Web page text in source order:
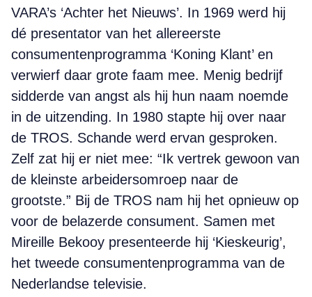
VARA’s ‘Achter het Nieuws’. In 1969 werd hij
dé presentator van het allereerste
consumentenprogramma ‘Koning Klant’ en
verwierf daar grote faam mee. Menig bedrijf
sidderde van angst als hij hun naam noemde
in de uitzending. In 1980 stapte hij over naar
de TROS. Schande werd ervan gesproken.
Zelf zat hij er niet mee: “Ik vertrek gewoon van
de kleinste arbeidersomroep naar de
grootste.” Bij de TROS nam hij het opnieuw op
voor de belazerde consument. Samen met
Mireille Bekooy presenteerde hij ‘Kieskeurig’,
het tweede consumentenprogramma van de
Nederlandse televisie.